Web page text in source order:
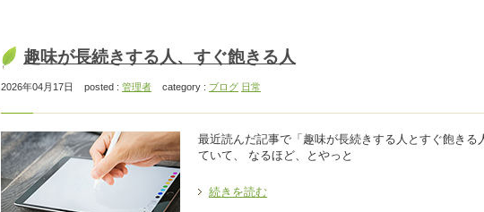
趣味が長続きする人、すぐ飽きる人
2026年04月17日 posted : 管理者 category : ブログ 日常
最近読んだ記事で「趣味が長続きする人とすぐ飽きる
ていて、 なるほど、とやっと
続きを読む